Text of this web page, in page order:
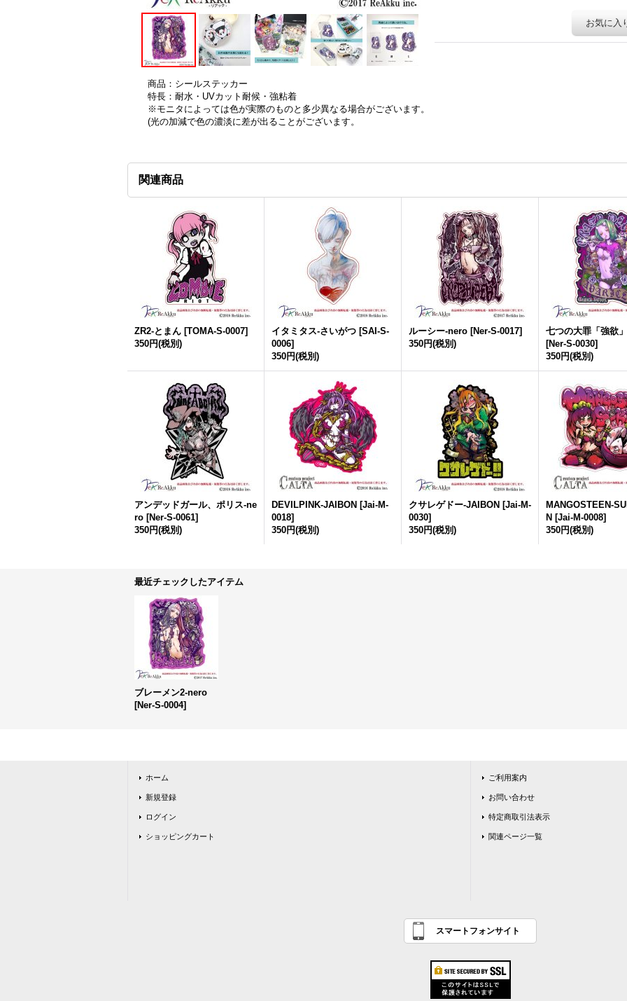
お気に入
商品：シールステッカー
特長：耐水・UVカット耐候・強粘着
※モニタによっては色が実際のものと多少異なる場合がございます。
(光の加減で色の濃淡に差が出ることがございます。
関連商品
ZR2-とまん [TOMA-S-0007]
350円(税別)
イタミタス-さいがつ [SAI-S-
0006]
350円(税別)
ルーシー-nero [Ner-S-0017]
350円(税別)
七つの大罪「強欲
[Ner-S-0030]
350円(税別)
アンデッドガール、ポリス-ne
ro [Ner-S-0061]
350円(税別)
DEVILPINK-JAIBON [Jai-M-
0018]
350円(税別)
クサレゲドー-JAIBON [Jai-M-
0030]
350円(税別)
MANGOSTEEN-
N [Jai-M-0008]
350円(税別)
最近チェックしたアイテム
ブレーメン2-nero
[Ner-S-0004]
ホーム
新規登録
ログイン
ショッピングカート
ご利用案内
お問い合わせ
特定商取引法表示
関連ページ一覧
スマートフォンサイト